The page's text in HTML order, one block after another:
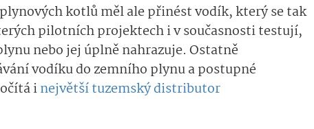
kotlů měl ale přinést vodík, který se tak
pilotních projektech i v současnosti testují,
nebo jej úplně nahrazuje. Ostatně
vodíku do zemního plynu a postupné
inejvětší tuzemský distributor